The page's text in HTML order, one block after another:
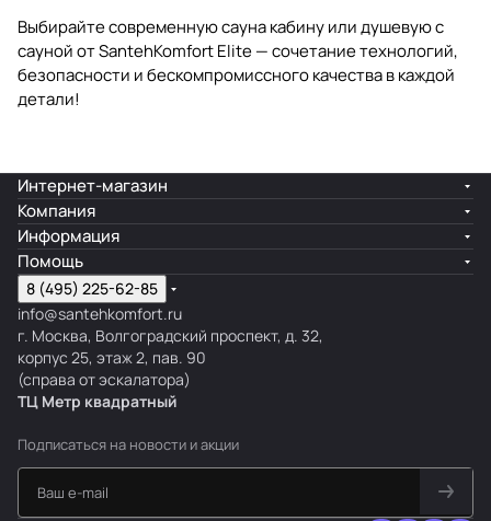
Выбирайте современнуюсауна кабинуилидушевую с
саунойот SantehKomfort Elite — сочетание технологий,
безопасности и бескомпромиссного качества в каждой
детали!
Интернет-магазин
Компания
Информация
Помощь
8 (495) 225-62-85
info@santehkomfort.ru
г. Москва, Волгоградский проспект, д. 32,
корпус 25, этаж 2, пав. 90
(справа от эскалатора)
ТЦ Метр квадратный
Подписаться на новости и акции